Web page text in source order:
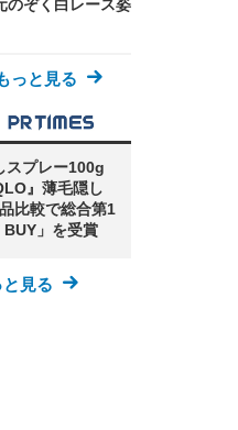
のぞく白レース姿
っと見る
スプレー100g
』薄毛隠し
比較で総合第1
」を受賞
見る